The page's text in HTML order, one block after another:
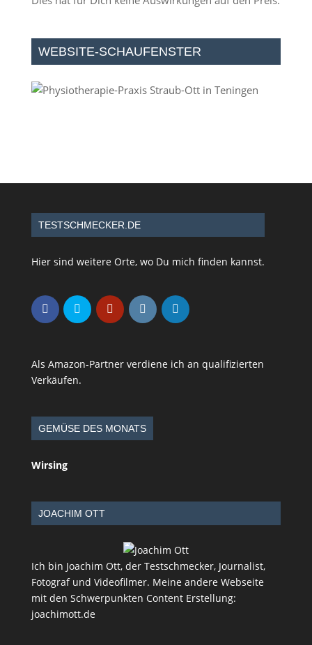
WEBSITE-SCHAUFENSTER
TESTSCHMECKER.DE
Hier sind weitere Orte, wo Du mich finden kannst.
Als Amazon-Partner verdiene ich an qualifizierten
Verkäufen.
GEMÜSE DES MONATS
Wirsing
JOACHIM OTT
Ich bin Joachim Ott, der Testschmecker, Journalist,
Fotograf und Videofilmer. Meine andere Webseite
mit den Schwerpunkten Content Erstellung:
joachimott.de